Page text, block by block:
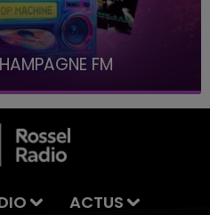
FM
ACTUS